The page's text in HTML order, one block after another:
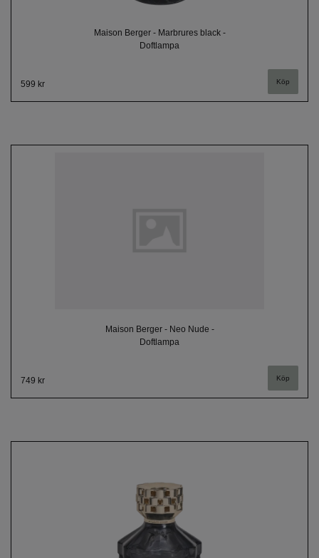
Maison Berger - Marbrures black -
Doftlampa
599 kr
Maison Berger - Neo Nude -
Doftlampa
749 kr